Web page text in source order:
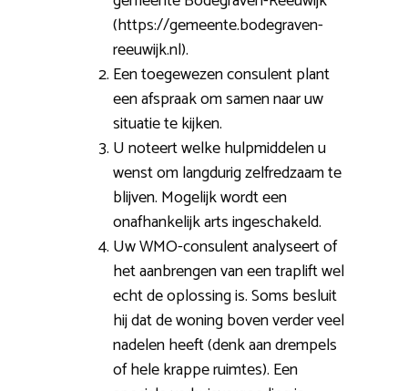
(https://gemeente.bodegraven-
reeuwijk.nl).
Een toegewezen consulent plant
een afspraak om samen naar uw
situatie te kijken.
U noteert welke hulpmiddelen u
wenst om langdurig zelfredzaam te
blijven. Mogelijk wordt een
onafhankelijk arts ingeschakeld.
Uw WMO-consulent analyseert of
het aanbrengen van een traplift wel
echt de oplossing is. Soms besluit
hij dat de woning boven verder veel
nadelen heeft (denk aan drempels
of hele krappe ruimtes). Een